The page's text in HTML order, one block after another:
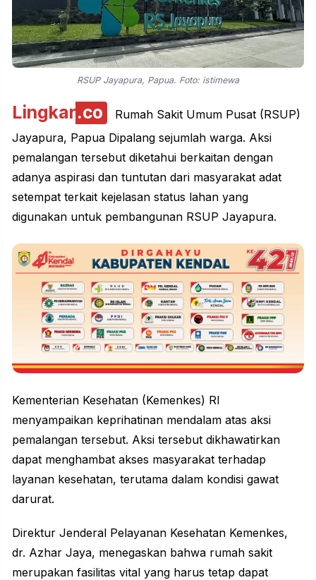
RSUP Jayapura, Papua. Foto: istimewa
Lingkar.co
Rumah Sakit Umum Pusat (RSUP)
Jayapura, Papua Dipalang sejumlah warga. Aksi
pemalangan tersebut diketahui berkaitan dengan
adanya aspirasi dan tuntutan dari masyarakat adat
setempat terkait kejelasan status lahan yang
digunakan untuk pembangunan RSUP Jayapura.
Kementerian Kesehatan (Kemenkes) RI
menyampaikan keprihatinan mendalam atas aksi
pemalangan tersebut. Aksi tersebut dikhawatirkan
dapat menghambat akses masyarakat terhadap
layanan kesehatan, terutama dalam kondisi gawat
darurat.
Direktur Jenderal Pelayanan Kesehatan Kemenkes,
dr. Azhar Jaya, menegaskan bahwa rumah sakit
merupakan fasilitas vital yang harus tetap dapat